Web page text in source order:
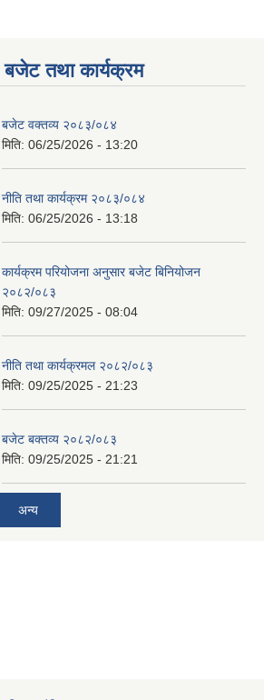
बजेट तथा कार्यक्रम
बजेट वक्तव्य २०८३/०८४
मिति: 06/25/2026 - 13:20
नीति तथा कार्यक्रम २०८३/०८४
मिति: 06/25/2026 - 13:18
कार्यक्रम परियोजना अनुसार बजेट बिनियोजन
२०८२/०८३
मिति: 09/27/2025 - 08:04
नीति तथा कार्यक्रमल २०८२/०८३
मिति: 09/25/2025 - 21:23
बजेट बक्तव्य २०८२/०८३
मिति: 09/25/2025 - 21:21
अन्य